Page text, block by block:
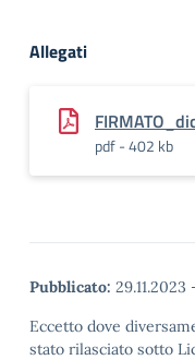
Allegati
pdf - 402 kb
Pubblicato: 29.11.2023
Eccetto dove
stato rilasciato sotto